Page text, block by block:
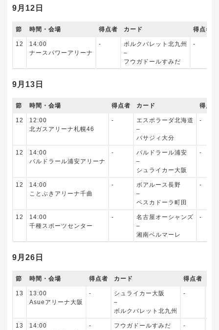
9月12日
節 時間・会場 得点者 カード 得点者
12
14:00
ナースパワーアリーナ
‐
ボルクバレット北九州
–
フウガドールすみだ
‐
9月13日
節 時間・会場 得点者 カード 得点者
12
12:00
北ガスアリーナ札幌46
‐
エスポラーダ北海道
–
バサジィ大分
‐
12
14:00
バルドラール浦安アリーナ
‐
バルドラール浦安
–
シュライカー大阪
‐
12
14:00
ことぶきアリーナ千曲
‐
ボアルース長野
–
ペスカドーラ町田
‐
12
14:00
千種スポーツセンター
‐
名古屋オーシャンズ
–
湘南ベルマーレ
‐
9月26日
節 時間・会場 得点者 カード 得点者
13
13:00
Asueアリーナ大阪
‐
シュライカー大阪
–
ボルクバレット北九州
‐
13
14:00
‐
フウガドールすみだ
‐